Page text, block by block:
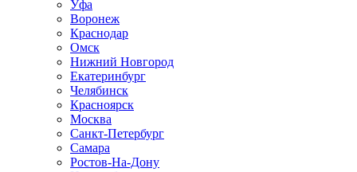
Уфа
Воронеж
Краснодар
Омск
Нижний Новгород
Екатеринбург
Челябинск
Красноярск
Москва
Санкт-Петербург
Самара
Ростов-На-Дону